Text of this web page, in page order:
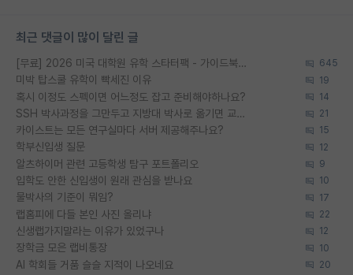
최근 댓글이 많이 달린 글
[무료] 2026 미국 대학원 유학 스타터팩 - 가이드북 & 합격자 컨택메일 템플릿 645
미박 탑스쿨 유학이 빡세진 이유 19
혹시 이정도 스펙이면 어느정도 잡고 준비해야하나요? 14
SSH 박사과정을 그만두고 지방대 박사로 옮기면 교수의 꿈은 끝일까요? 21
카이스트는 모든 연구실마다 서버 제공해주나요? 15
학부신입생 질문 12
알츠하이머 관련 고등학생 탐구 포트폴리오 9
입학도 안한 신입생이 원래 관심을 받나요 10
물박사의 기준이 뭐임? 17
랩홈피에 다들 본인 사진 올리냐 22
신생랩가지말라는 이유가 있었구나 12
장학금 모은 랩비통장 10
AI 학회들 거품 슬슬 지적이 나오네요 20